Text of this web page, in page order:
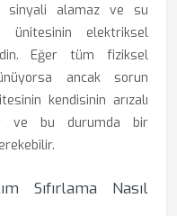
sinyali alamaz ve su
ünitesinin elektriksel
Eğer tüm fiziksel
ancak sorun
kendisinin arızalı
ve bu durumda bir
Sıfırlama Nasıl